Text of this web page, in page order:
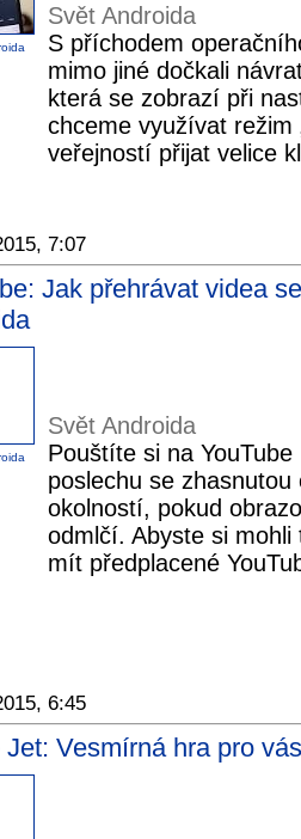
Svět Androida
S příchodem
mimo jiné dočkali
která se zobrazí při
chceme využívat režim
veřejností přijat velice
7:07
Jak přehrávat videa
Svět Androida
Pouštíte si na
poslechu se
okolností, pokud
odmlčí. Abyste si
mít předplacené
6:45
Jet: Vesmírná hra pro